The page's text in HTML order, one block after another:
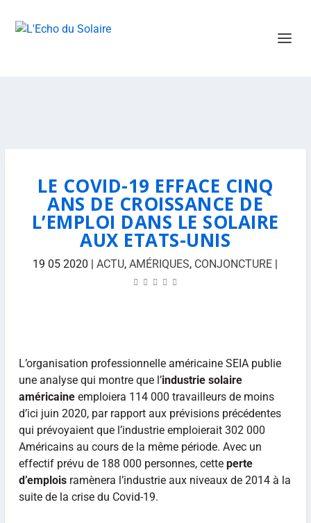
LE COVID-19 EFFACE CINQ
ANS DE CROISSANCE DE
L’EMPLOI DANS LE SOLAIRE
AUX ETATS-UNIS
19 05 2020 |ACTU,AMÉRIQUES, CONJONCTURE |
L’organisation professionnelle américaine SEIA publie
une analyse qui montre que l’industrie solaire
américaine emploiera 114 000 travailleurs de moins
d’ici juin 2020, par rapport aux prévisions précédentes
qui prévoyaient que l’industrie emploierait 302 000
Américains au cours de la même période. Avec un
effectif prévu de 188 000 personnes, cette perte
d’emploisramènera l’industrie aux niveaux de 2014 à la
suite de la crise du Covid-19.